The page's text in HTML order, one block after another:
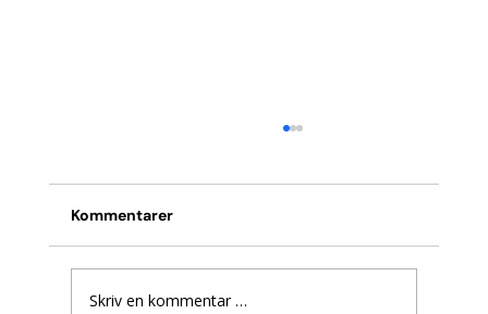
Kommentarer
Skriv en kommentar …